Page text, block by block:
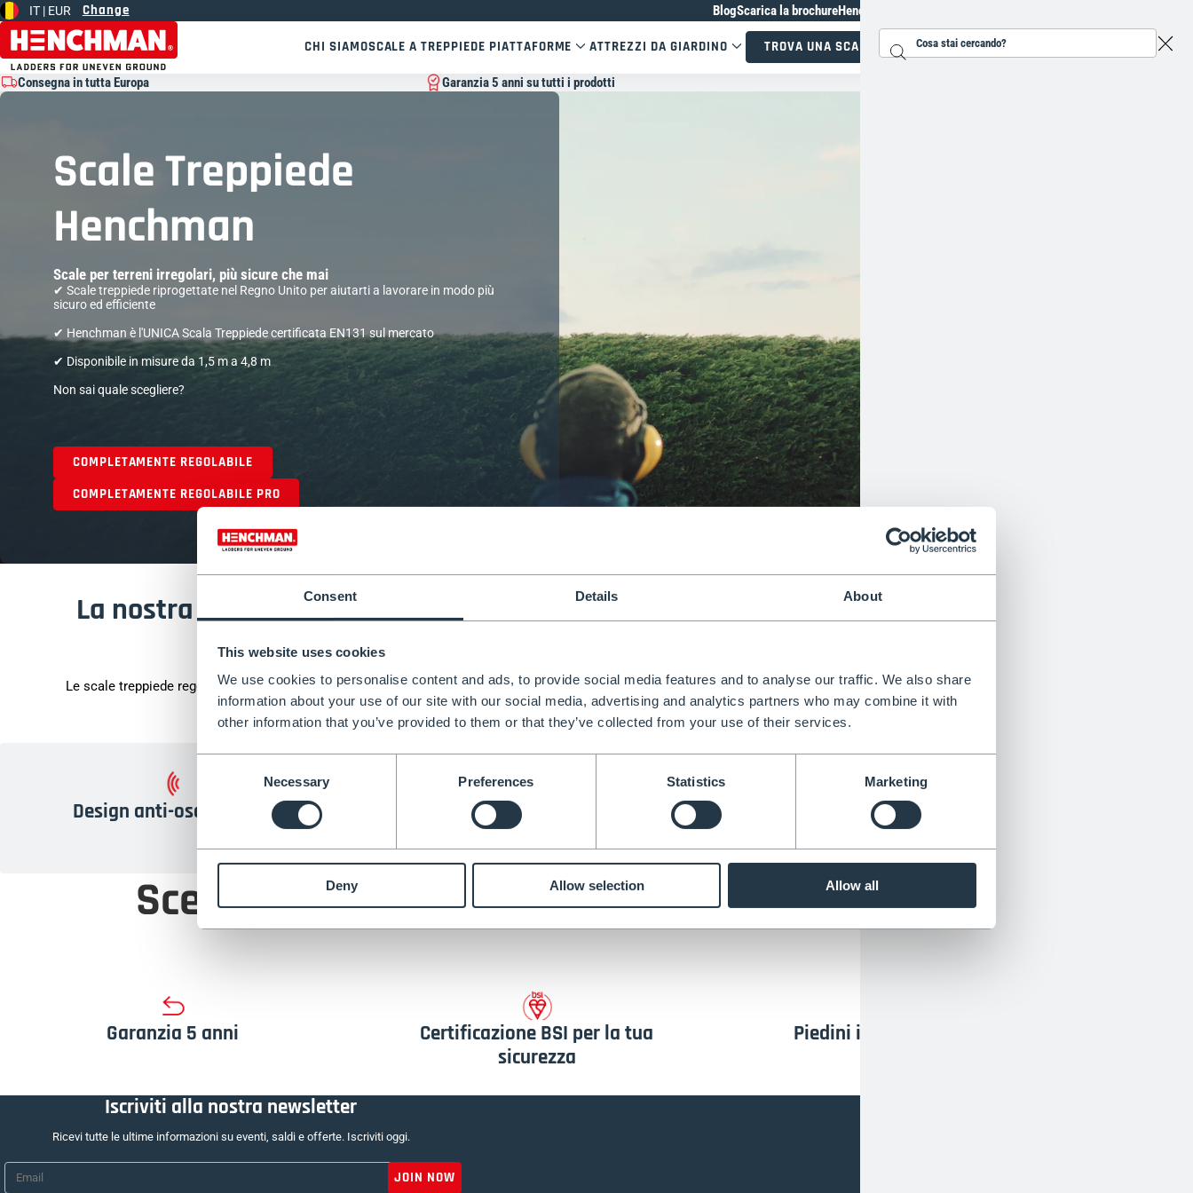
Consent Details About
This website uses cookies
We use cookies to personalise content and ads, to provide social media features and to analyse our traffic. We also share
information about your use of our site with our social media, advertising and analytics partners who may combine it with
other information that you’ve provided to them or that they’ve collected from your use of their services.
Necessary Preferences Statistics Marketing
Deny Allow selection Allow all
Vai al contenuto
IT | EUR Change BlogScarica la brochureHenchman Premi Topiary
CHI SIAMOSCALE A TREPPIEDE PIATTAFORME ATTREZZI DA GIARDINO TROVA UNA SCALA
Consegna in tutta Europa Garanzia 5 anni su tutti i prodotti
Cerca...
Scale Treppiede
Henchman
Scale per terreni irregolari, più sicure che mai
✔︎ ︎Scale treppiede riprogettate nel Regno Unito per aiutarti a lavorare in modo più
sicuro ed efficiente
✔ Henchman è l'UNICA Scala Treppiede certificata EN131 sul mercato
✔ Disponibile in misure da 1,5 m a 4,8 m
Non sai quale scegliere?
COMPLETAMENTE REGOLABILE
COMPLETAMENTE REGOLABILE PRO
La nostra Scala Treppiede Henchman è regolabile,
versatile e certificata EN131.
Le scale treppiede regolabili ti permettono di affrontare qualsiasi tipo di terreno. Con piena regolabilità, puoi
lavorarecon sicurezza in altezza.
Design anti-oscillazione
Certificazione EN131 — limite di
carico 150 kg
Valutato 4,9 su Trustpilot
Scegli tra le nostre NUOVE scale treppiede:
Garanzia 5 anni
Certificazione BSI per la tua
sicurezza
Piedini in gomma gratuiti
Iscriviti alla nostra newsletter
Ricevi tutte le ultime informazioni su eventi, saldi e offerte. Iscriviti oggi.